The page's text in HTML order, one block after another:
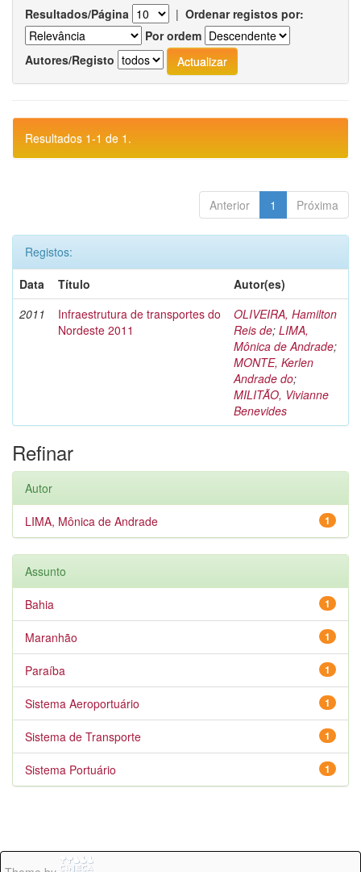
Resultados/Página | Ordenar registos por:
Por ordem
Autores/Registo
Resultados 1-1 de 1.
Anterior 1 Próxima
Registos:
Data
Título
Autor(es)
2011
Infraestrutura de transportes do
Nordeste 2011
OLIVEIRA, Hamilton
Reis de; LIMA,
Mônica de Andrade;
MONTE, Kerlen
Andrade do;
MILITÃO, Vivianne
Benevides
Refinar
Autor
1
LIMA, Mônica de Andrade
Assunto
1
Bahia
1
Maranhão
1
Paraíba
1
Sistema Aeroportuário
1
Sistema de Transporte
1
Sistema Portuário